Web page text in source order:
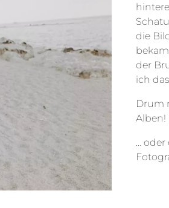
die
der
ich
Drum
Alben!
…